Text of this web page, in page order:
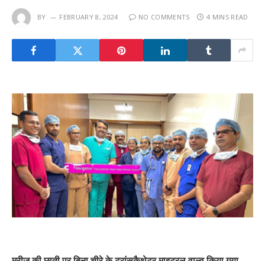
BY FEBRUARY 8, 2024 NO COMMENTS 4 MINS READ